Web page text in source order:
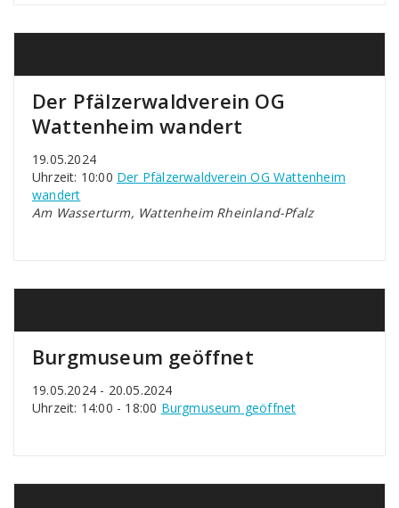
Der Pfälzerwaldverein OG
Wattenheim wandert
19.05.2024
Uhrzeit: 10:00 Der Pfälzerwaldverein OG Wattenheim
wandert
Am Wasserturm, Wattenheim Rheinland-Pfalz
Burgmuseum geöffnet
19.05.2024 - 20.05.2024
Uhrzeit: 14:00 - 18:00 Burgmuseum geöffnet